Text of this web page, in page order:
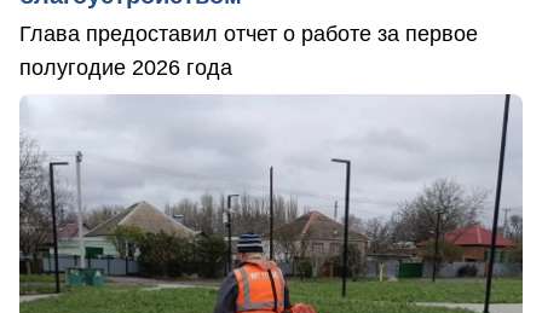
Глава предоставил отчет о работе за первое
полугодие 2026 года